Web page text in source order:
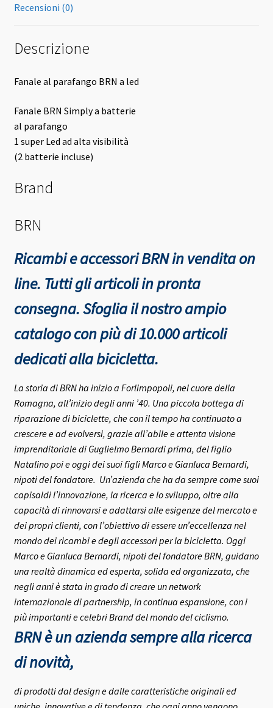
Recensioni (0)
Descrizione
Fanale al parafango BRN a led
Fanale BRN Simply a batterie
al parafango
1 super Led ad alta visibilità
(2 batterie incluse)
Brand
BRN
Ricambi e accessori BRN in vendita on
line. Tutti gli articoli in pronta
consegna.Sfoglia il nostro ampio
catalogo con più di 10.000 articoli
dedicati alla bicicletta.
La storia di BRN ha inizio a Forlimpopoli, nel cuore della
Romagna, all’inizio degli anni ’40. Una piccola bottega di
riparazione di biciclette, che con il tempo ha continuato a
crescere e ad evolversi, grazie all’abile e attenta visione
imprenditoriale di Guglielmo Bernardi prima, del figlio
Natalino poi e oggi dei suoi figli Marco e Gianluca Bernardi,
nipoti del fondatore. Un’azienda che ha da sempre come suoi
capisaldi l’innovazione, la ricerca e lo sviluppo, oltre alla
capacità di rinnovarsi e adattarsi alle esigenze del mercato e
dei propri clienti, con l’obiettivo di essere un’eccellenza nel
mondo dei ricambi e degli accessori per la bicicletta. Oggi
Marco e Gianluca Bernardi, nipoti del fondatore BRN, guidano
una realtà dinamica ed esperta, solida ed organizzata, che
negli anni è stata in grado di creare un network
internazionale di partnership, in continua espansione, con i
più importanti e celebri Brand del mondo del ciclismo.
BRN è un azienda sempre alla ricerca
di novità,
di prodotti dal design e dalle caratteristiche originali ed